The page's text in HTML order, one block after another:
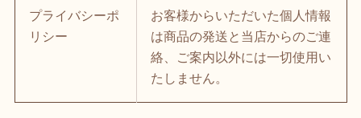
プライバシーポ
リシー
お客様からいただいた個人情報
は商品の発送と当店からのご連
絡、ご案内以外には一切使用い
たしません。